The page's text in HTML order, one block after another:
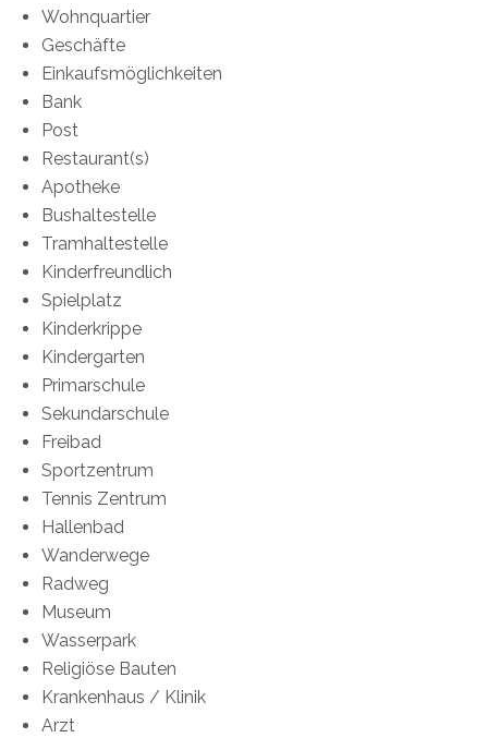
Wohnquartier
Geschäfte
Einkaufsmöglichkeiten
Bank
Post
Restaurant(s)
Apotheke
Bushaltestelle
Tramhaltestelle
Kinderfreundlich
Spielplatz
Kinderkrippe
Kindergarten
Primarschule
Sekundarschule
Freibad
Sportzentrum
Tennis Zentrum
Hallenbad
Wanderwege
Radweg
Museum
Wasserpark
Religiöse Bauten
Krankenhaus / Klinik
Arzt